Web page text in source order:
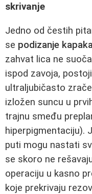
skrivanje
Jedno od čestih
se podizanje
zahvat lica ne
ispod zavoja,
ultraljubičasto
izložen suncu u
trajnu smeđu
hiperpigmentaciju).
puti mogu nastati
se skoro ne
operaciju u kasno
koje prekrivaju